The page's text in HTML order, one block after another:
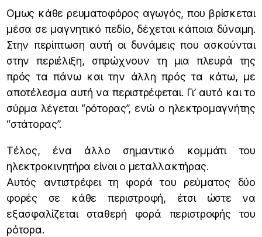
Ομως κάθε ρευματοφόρος αγωγός, που βρίσκεται
μέσα σε μαγνητικό πεδίο, δέχεται κάποια δύναμη.
Στην περίπτωση αυτή οι δυνάμεις που ασκούνται
στην περιέλιξη, σπρώχνουν τη μια πλευρά της
πρός τα πάνω και την άλλη πρός τα κάτω, με
αποτέλεσμα αυτή να περιστρέφεται. Γι’ αυτό και το
σύρμα λέγεται “ρότορας”, ενώ ο ηλεκτρομαγνήτης
“στάτορας”.
Τέλος, ένα άλλο σημαντικό κομμάτι του
ηλεκτροκινητήρα είναι ο μεταλλακτήρας.
Αυτός αντιστρέφει τη φορά του ρεύματος δύο
φορές σε κάθε περιστροφή, έτσι ώστε να
εξασφαλίζεται σταθερή φορά περιστροφής του
ρότορα.